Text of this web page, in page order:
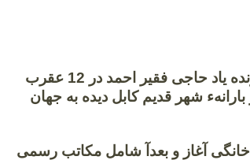
الحاج فتح محمد دقیق فرزند زنده یاد حاجی فقیر احمد در 12 عقرب
گذر بارانهء شهر قدیم کابل دیده به جهان
خانگی آغاز و بعدآ شامل مکاتب رسمی